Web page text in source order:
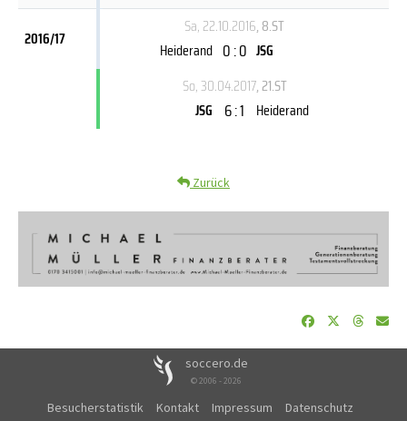
2016/17
Sa, 22.10.2016, 8.ST
Heiderand 0 : 0 JSG
So, 30.04.2017, 21.ST
JSG 6 : 1 Heiderand
Zurück
soccero.de
© 2006 - 2026
Besucherstatistik Kontakt Impressum Datenschutz